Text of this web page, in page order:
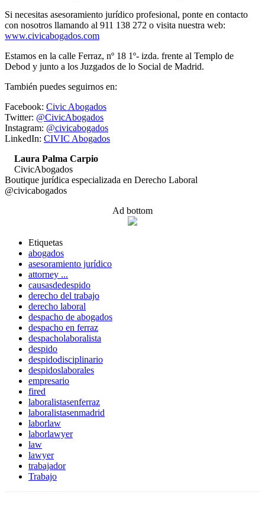
Si necesitas asesoramiento jurídico profesional, ponte en contacto
con nosotros llamando al 911 138 272 o visita nuestra web:
www.civicabogados.com
Estamos en la calle Ferraz, nº 18 1º- izda. frente al Templo de
Debod y junto a los Juzgados de lo Social de Madrid.
También puedes seguirnos en:
Facebook: Civic Abogados
Twitter: @CivicAbogados
Instagram: @civicabogados
LinkedIn: CIVIC Abogados
Laura Palma Carpio
CivicAbogados
Boutique jurídica especializada en Derecho Laboral
@civicabogados
Ad bottom
Etiquetas
abogados
asesoramiento jurídico
attorney ...
causasdedespido
derecho del trabajo
derecho laboral
despacho de abogados
despacho en ferraz
despacholaboralista
despido
despidodisciplinario
despidoslaborales
empresario
fired
laboralistasenferraz
laboralistasenmadrid
laborlaw
laborlawyer
law
lawyer
trabajador
Trabajo